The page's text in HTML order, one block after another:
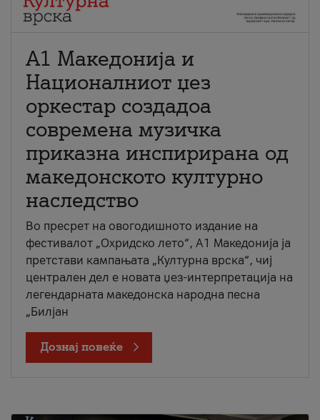
А1 Македонија и
Националниот џез
оркестар создадоа
современа музичка
приказна инспирирана од
македонското културно
наследство
Во пресрет на овогодишното издание на
фестивалот „Охридско лето“, А1 Македонија ја
претстави кампањата „Културна врска“, чиј
централен дел е новата џез-интерпретација на
легендарната македонска народна песна
„Билјан
Дознај повеќе